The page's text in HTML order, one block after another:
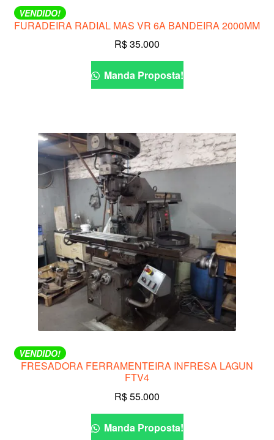
VENDIDO!
FURADEIRA RADIAL MAS VR 6A BANDEIRA 2000MM
R$35.000
Manda Proposta!
VENDIDO!
FRESADORA FERRAMENTEIRA INFRESA LAGUN
FTV4
R$55.000
Manda Proposta!